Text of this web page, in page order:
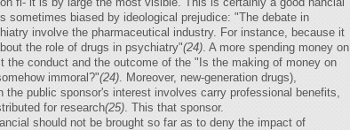
biased by ideological prejudice: "The debate in
involve the pharmaceutical industry. For instance, because it
the role of drugs in psychiatry"(24). A more spending money on
conduct and the outcome of the "Is the making of money on
immoral?"(24). Moreover, new-generation drugs),
public sponsor's interest involves carry professional benefits,
for research(25). This that sponsor.
should not be brought so far as to deny the impact of